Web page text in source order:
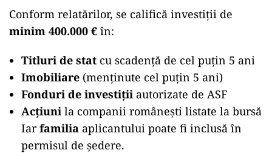
Conform relatărilor, se califică investiții de
minim 400.000 € în:
Titluri de stat cu scadență de cel puțin 5 ani
Imobiliare (menținute cel puțin 5 ani)
Fonduri de investiții autorizate de ASF
Acțiuni la companii românești listate la bursă
Iarfamilia aplicantului poate fi inclusă în
permisul de ședere.